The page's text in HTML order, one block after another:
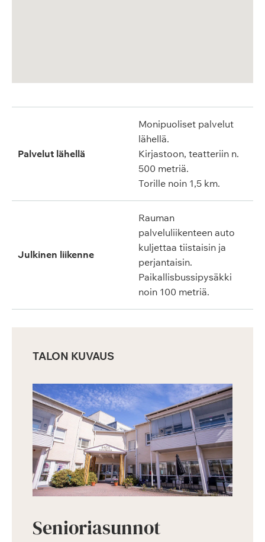
Palvelut lähellä
Monipuoliset palvelut
lähellä.
Kirjastoon, teatteriin n.
500 metriä.
Torille noin 1,5 km.
Julkinen liikenne
Rauman
palveluliikenteen auto
kuljettaa tiistaisin ja
perjantaisin.
Paikallisbussipysäkki
noin 100 metriä.
TALON KUVAUS
Senioriasunnot